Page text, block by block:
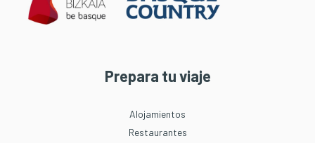
Prepara tu viaje
Alojamientos
Restaurantes